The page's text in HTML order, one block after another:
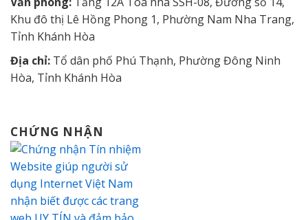
Khu đô thị Lê Hồng Phong 1, Phường Nam Nha Trang,
Tỉnh Khánh Hòa
Địa chỉ: Tổ dân phố Phú Thạnh, Phường Đông Ninh
Hòa, Tỉnh Khánh Hòa
CHỨNG NHẬN